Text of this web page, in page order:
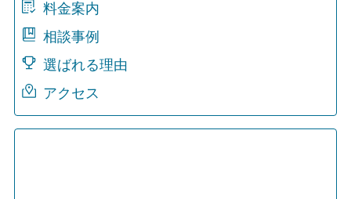
料金案内
相談事例
選ばれる理由
アクセス